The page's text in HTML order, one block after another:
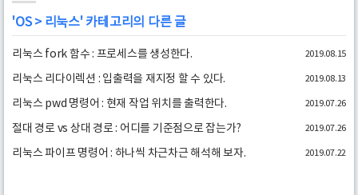
'OS> 리눅스' 카테고리의 다른 글
리눅스 fork 함수 : 프로세스를 생성한다. 2019.08.15
리눅스 리다이렉션 : 입출력을 재지정 할 수 있다. 2019.08.13
리눅스 pwd 명령어 : 현재 작업 위치를 출력한다. 2019.07.26
절대 경로 vs 상대 경로 : 어디를 기준점으로 잡는가? 2019.07.26
리눅스 파이프 명령어 : 하나씩 차근차근 해석해 보자. 2019.07.22